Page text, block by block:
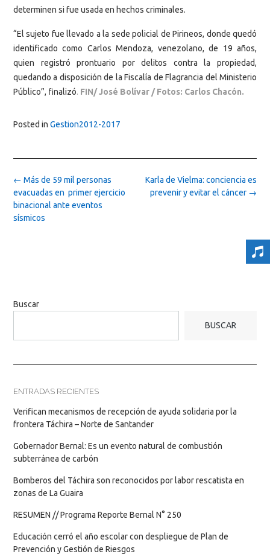
determinen si fue usada en hechos criminales.
“El sujeto fue llevado a la sede policial de Pirineos, donde quedó
identificado como Carlos Mendoza, venezolano, de 19 años,
quien registró prontuario por delitos contra la propiedad,
quedando a disposición de la Fiscalía de Flagrancia del Ministerio
Público”, finalizó. FIN/ José Bolívar / Fotos: Carlos Chacón.
Posted in Gestion2012-2017
Post
navigation
Karla de Vielma: conciencia es
prevenir y evitar el cáncer →
← Más de 59 mil personas
evacuadas en primer ejercicio
binacional ante eventos
sísmicos
Buscar
BUSCAR
ENTRADAS RECIENTES
Verifican mecanismos de recepción de ayuda solidaria por la
frontera Táchira – Norte de Santander
Gobernador Bernal: Es un evento natural de combustión
subterránea de carbón
Bomberos del Táchira son reconocidos por labor rescatista en
zonas de La Guaira
RESUMEN // Programa Reporte Bernal N° 250
Educación cerró el año escolar con despliegue de Plan de
Prevención y Gestión de Riesgos